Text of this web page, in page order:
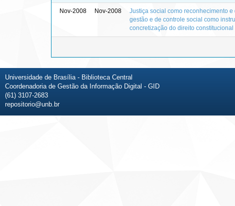
Nov-2008 Nov-2008
Justiça social como reconhecimento
gestão e de controle social como
concretização do direito
Universidade de Brasília - Biblioteca Central
Coordenadoria de Gestão da Informação Digital - GID
(61) 3107-2683
repositorio@unb.br